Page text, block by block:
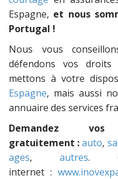
Espagne, et nous
Portugal !
Nous vous
défendons vos
mettons à votre
Espagne, mais aussi
annuaire des services
Demandez
gratuitement :auto,
ages, autres.
internet :